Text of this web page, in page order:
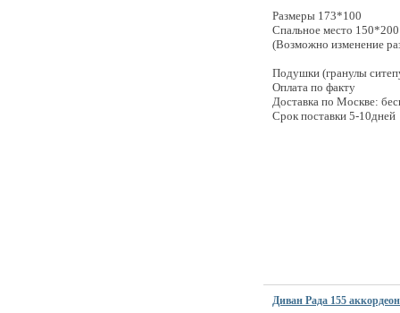
Размеры 173*100
Спальное место 150*200
(Возможно изменение
Подушки (гранулы
Оплата по факту
Доставка по Москве:
Срок поставки 5-10дней
Диван Рада 155 аккордеон